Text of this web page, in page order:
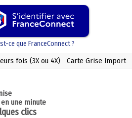
ce que FranceConnect ?
fois (3X ou 4X) Carte Grise Import
une minute
clics